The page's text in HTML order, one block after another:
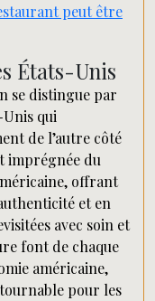
peut être
États-Unis
se distingue par
qui
de l’autre côté
imprégnée du
offrant
et en
avec soin et
font de chaque
américaine,
pour les